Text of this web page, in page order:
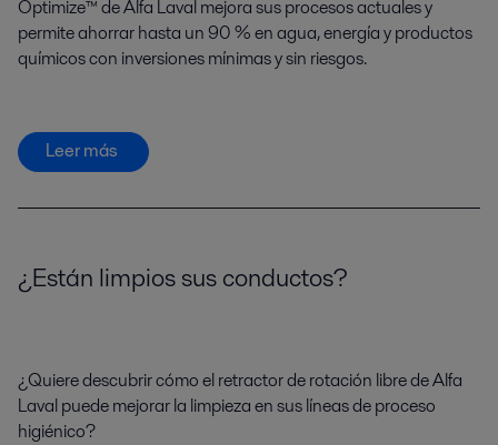
Optimize™ de Alfa Laval mejora sus procesos actuales y
permite ahorrar hasta un 90 % en agua, energía y productos
químicos con inversiones mínimas y sin riesgos.
Leer más
¿Están limpios sus conductos?
¿Quiere descubrir cómo el retractor de rotación libre de Alfa
Laval puede mejorar la limpieza en sus líneas de proceso
higiénico?